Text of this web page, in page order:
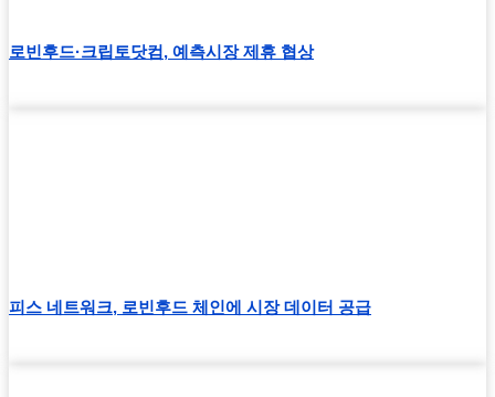
로빈후드·크립토닷컴, 예측시장 제휴 협상
피스 네트워크, 로빈후드 체인에 시장 데이터 공급